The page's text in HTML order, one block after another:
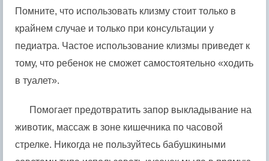
Помните, что использовать клизму стоит только в
крайнем случае и только при консультации у
педиатра. Частое использование клизмы приведет к
тому, что ребенок не сможет самостоятельно «ходить
в туалет».
Помогает предотвратить запор выкладывание на
животик, массаж в зоне кишечника по часовой
стрелке. Никогда не пользуйтесь бабушкиными